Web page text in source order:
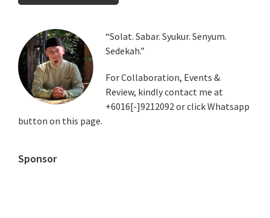
Primary
Sidebar
“Solat. Sabar. Syukur. Senyum.
Sedekah.”
For Collaboration, Events &
Review, kindly contact me at
+6016[-]9212092 or click Whatsapp
button on this page.
Sponsor